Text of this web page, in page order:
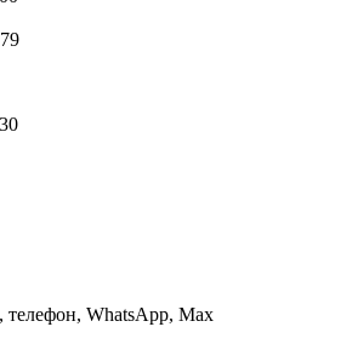
телефон, WhatsApp, Мах